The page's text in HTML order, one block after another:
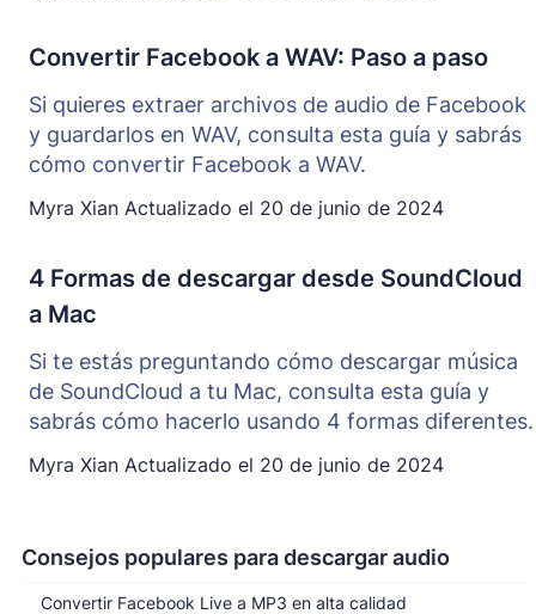
Consejos populares para descargar audio
Convertir Facebook Live a MP3 en alta calidad
Convertir Facebook a WAV: Paso a paso
Si quieres extraer archivos de audio de Facebook
y guardarlos en WAV, consulta esta guía y sabrás
cómo convertir Facebook a WAV.
Myra Xian Actualizado el 20 de junio de 2024
4 Formas de descargar desde SoundCloud
a Mac
Si te estás preguntando cómo descargar música
de SoundCloud a tu Mac, consulta esta guía y
sabrás cómo hacerlo usando 4 formas diferentes.
Myra Xian Actualizado el 20 de junio de 2024